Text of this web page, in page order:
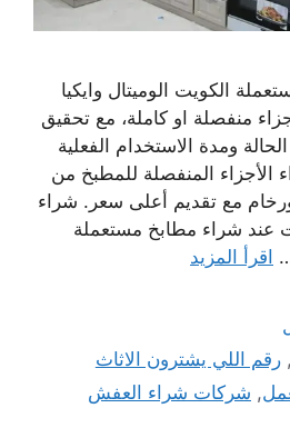
الكويت الوميتال وايكيا
منفصلة او كاملة، مع تحقيق
ومدة الاستخدام الفعلية
الأجزاء المنفصلة للمطبخ من
مع تقديم أعلى سعر. شراء
عند شراء مطابخ مستعملة
اقرأ المزيد
,رقم اللي يشترون الاثاث
, شركات شراء العفش